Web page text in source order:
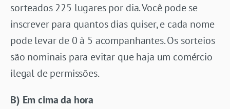
sorteados 225 lugares por dia. Você pode se
inscrever para quantos dias quiser, e cada nome
pode levar de 0 à 5 acompanhantes. Os sorteios
são nominais para evitar que haja um comércio
ilegal de permissões.
B) Em cima da hora